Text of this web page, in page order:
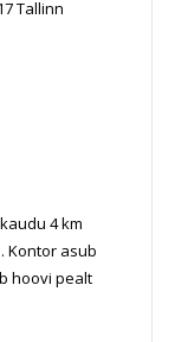
Tallinn
4 km
Kontor asub
hoovi pealt